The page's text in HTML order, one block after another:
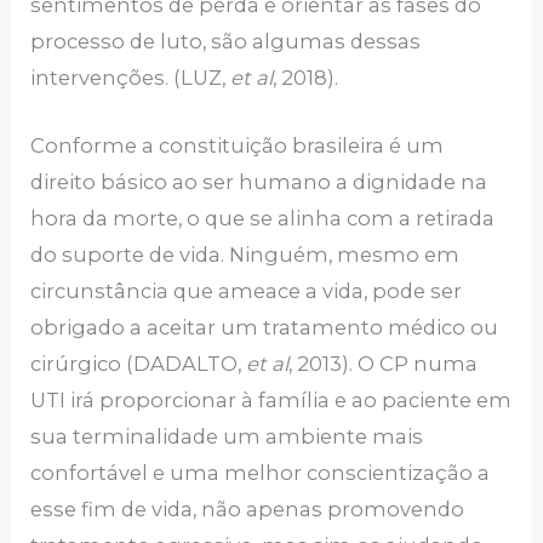
processo de luto, são algumas dessas
intervenções. (LUZ, et al, 2018).
Conforme a constituição brasileira é um
direito básico ao ser humano a dignidade na
hora da morte, o que se alinha com a retirada
do suporte de vida. Ninguém, mesmo em
circunstância que ameace a vida, pode ser
obrigado a aceitar um tratamento médico ou
cirúrgico (DADALTO, et al, 2013). O CP numa
UTI irá proporcionar à família e ao paciente em
sua terminalidade um ambiente mais
confortável e uma melhor conscientização a
esse fim de vida, não apenas promovendo